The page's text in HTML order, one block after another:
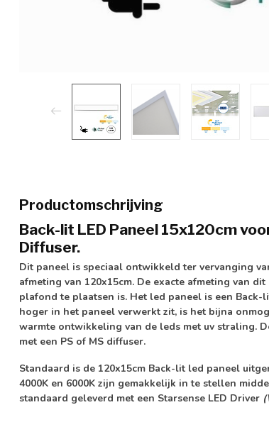
Productomschrijving
Back-lit LED Paneel 15x120cm
Diffuser.
Dit paneel is speciaal ontwikkeld ter vervanging
afmeting van 120x15cm. De exacte afmeting van dit
plafond te plaatsen is. Het led paneel is een Back-
hoger in het paneel verwerkt zit, is het bijna
warmte ontwikkeling van de leds met uv straling.
met een PS of MS diffuser.
Standaard is de 120x15cm Back-lit led paneel
4000K en 6000K zijn gemakkelijk in te stellen
standaard geleverd met een Starsense LED Driver